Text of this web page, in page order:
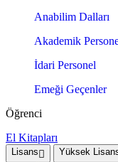
Anabilim Dalları
Akademik
İdari Personel
Emeği Geçenler
Öğrenci
El Kitapları
Lisans Yüksek